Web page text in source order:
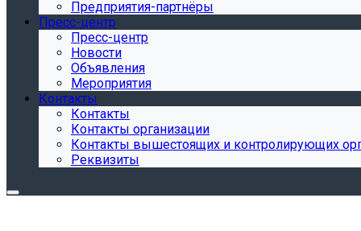
Предприятия-партнёры
Пресс-центр
Пресс-центр
Новости
Объявления
Мероприятия
Контакты
Контакты
Контакты организации
Контакты вышестоящих и контролирующих
Реквизиты